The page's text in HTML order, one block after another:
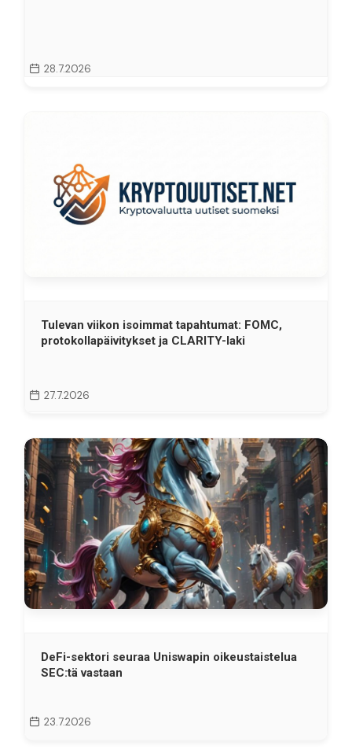
28.7.2026
Tulevan viikon isoimmat tapahtumat: FOMC,
protokollapäivitykset ja CLARITY-laki
27.7.2026
DeFi-sektori seuraa Uniswapin oikeustaistelua
SEC:tä vastaan
23.7.2026